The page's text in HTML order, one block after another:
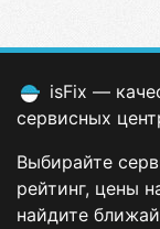
isFix —
сервисных
Выбирайте
рейтинг, цены
найдите